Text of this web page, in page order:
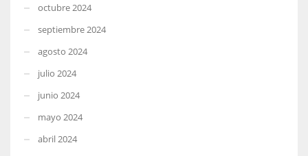
octubre 2024
septiembre 2024
agosto 2024
julio 2024
junio 2024
mayo 2024
abril 2024